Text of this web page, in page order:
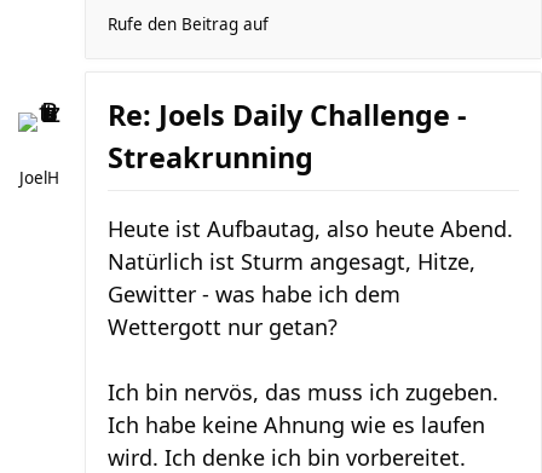
Rufe den Beitrag auf
JoelH
Re: Joels Daily Challenge -
Streakrunning
Heute ist Aufbautag, also heute Abend.
Natürlich ist Sturm angesagt, Hitze,
Gewitter - was habe ich dem
Wettergott nur getan?
Ich bin nervös, das muss ich zugeben.
Ich habe keine Ahnung wie es laufen
wird. Ich denke ich bin vorbereitet.